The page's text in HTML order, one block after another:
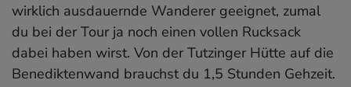
wirklich ausdauernde Wanderer geeignet, zumal
du bei der Tour ja noch einen vollen Rucksack
dabei haben wirst. Von der Tutzinger Hütte auf die
Benediktenwand brauchst du 1,5 Stunden Gehzeit.